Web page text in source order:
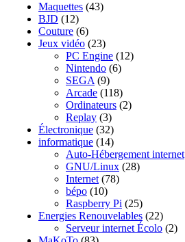
Maquettes (43)
BJD (12)
Couture (6)
Jeux vidéo (23)
PC Engine (12)
Nintendo (6)
SEGA (9)
Arcade (118)
Ordinateurs (2)
Replay (3)
Électronique (32)
informatique (14)
Auto-Hébergement internet
GNU/Linux (28)
Internet (78)
bépo (10)
Raspberry Pi (25)
Energies Renouvelables (22)
Serveur internet Écolo (2)